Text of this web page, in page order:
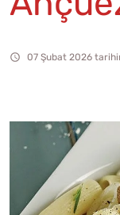
07 Şubat 2026